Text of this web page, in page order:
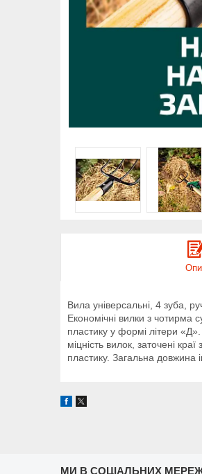
Вила універсальні, 4 зуба,
Економічні вилки з чотирма
пластику у формі літери
міцність вилок, заточені
пластику. Загальна довжина
МИ В СОЦІАЛЬНИХ